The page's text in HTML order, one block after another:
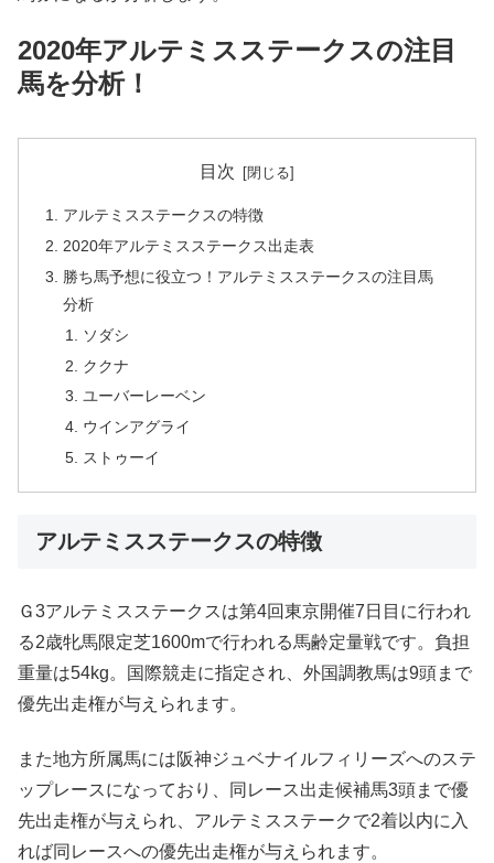
2020年アルテミスステークスの注目
馬を分析！
目次
アルテミスステークスの特徴
2020年アルテミスステークス出走表
勝ち馬予想に役立つ！アルテミスステークスの注目馬
分析
ソダシ
ククナ
ユーバーレーベン
ウインアグライ
ストゥーイ
アルテミスステークスの特徴
Ｇ3アルテミスステークスは第4回東京開催7日目に行われ
る2歳牝馬限定芝1600mで行われる馬齢定量戦です。負担
重量は54kg。国際競走に指定され、外国調教馬は9頭まで
優先出走権が与えられます。
また地方所属馬には阪神ジュベナイルフィリーズへのステ
ップレースになっており、同レース出走候補馬3頭まで優
先出走権が与えられ、アルテミスステークで2着以内に入
れば同レースへの優先出走権が与えられます。